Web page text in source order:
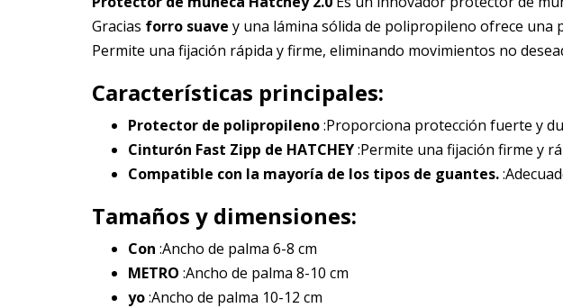
Gracias forro suave y una lámina sólida de polipropileno ofrece una
Permite una fijación rápida y firme, eliminando movimientos no
Características principales:
Protector de polipropileno:Proporciona protección fuerte y
Cinturón Fast Zipp de HATCHEY:Permite una fijación firme y
Compatible con la mayoría de los tipos de guantes.
Tamaños y dimensiones:
Con :Ancho de palma 6-8 cm
METRO :Ancho de palma 8-10 cm
yo:Ancho de palma 10-12 cm